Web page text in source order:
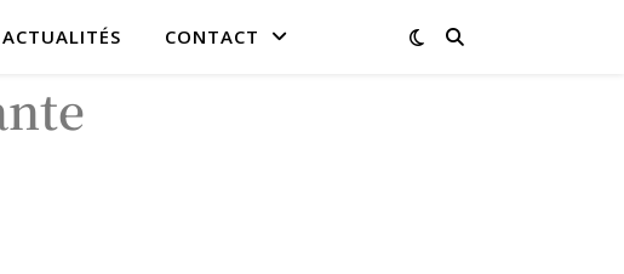
ACTUALITÉS CONTACT